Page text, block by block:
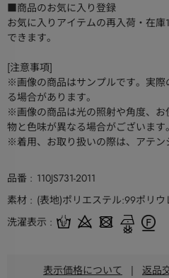
■商品のお気に入り登録
お気に入りアイテムの再入荷・在
できます。
[注意事項]
※画像の商品はサンプルです。実
る場合があります。
※画像の商品は光の照射や角度、
物と色味が異なる場合がございます。
※着用、お取り扱いの際は、アテン
品番
110JS731-2011
素材
(表地)ポリエステル:99ポリ
洗濯表示
表示価格について | 返品